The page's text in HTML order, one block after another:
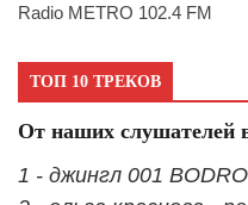
Radio METRO 102.4 FM
ТОП 10 ТРЕКОВ
От наших слушателей
1 - джингл 001